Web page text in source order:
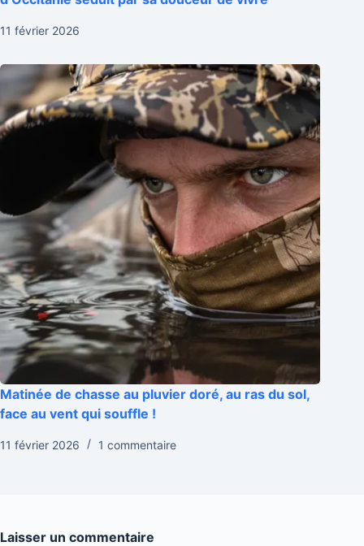
11 février 2026
Matinée de chasse au pluvier doré, au ras du sol,
face au vent qui souffle !
11 février 2026 1 commentaire
Laisser un commentaire